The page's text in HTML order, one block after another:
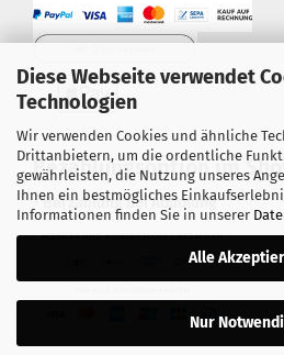
Diese Webseite verwendet
Technologien
Wir verwenden Cookies und ähnliche
Drittanbietern, um die ordentliche
gewährleisten, die Nutzung unseres
Ihnen ein bestmögliches
Informationen finden Sie in unserer
Alle
Nur
Bezahlungsoption im
- Barzahlung bei Abholung